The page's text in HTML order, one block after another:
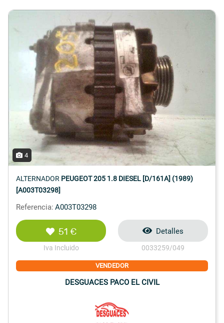
4
ALTERNADOR PEUGEOT 205 1.8 DIESEL [D/161A] (1989)
[A003T03298]
Referencia: A003T03298
51 €
Iva Incluido
Detalles
0033259/049
VENDEDOR
DESGUACES PACO EL CIVIL